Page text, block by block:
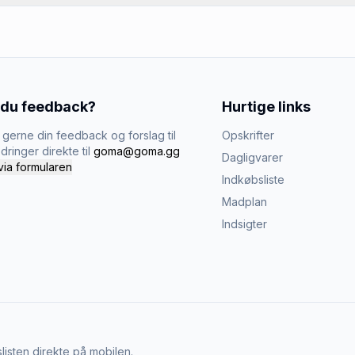
feedback?
gerne din feedback og forslag til
direkte til goma@goma.gg
formularen
Hurtige links
Opskrifter
Dagligvarer
Indkøbsliste
Madplan
Indsigter
direkte på mobilen.